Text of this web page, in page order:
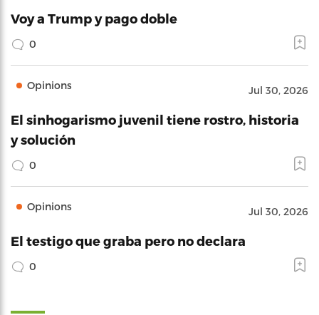
Voy a Trump y pago doble
0
Opinions Jul 30, 2026
El sinhogarismo juvenil tiene rostro, historia
y solución
0
Opinions Jul 30, 2026
El testigo que graba pero no declara
0